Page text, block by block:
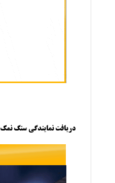
دریافت نمایندگی سنگ نمک